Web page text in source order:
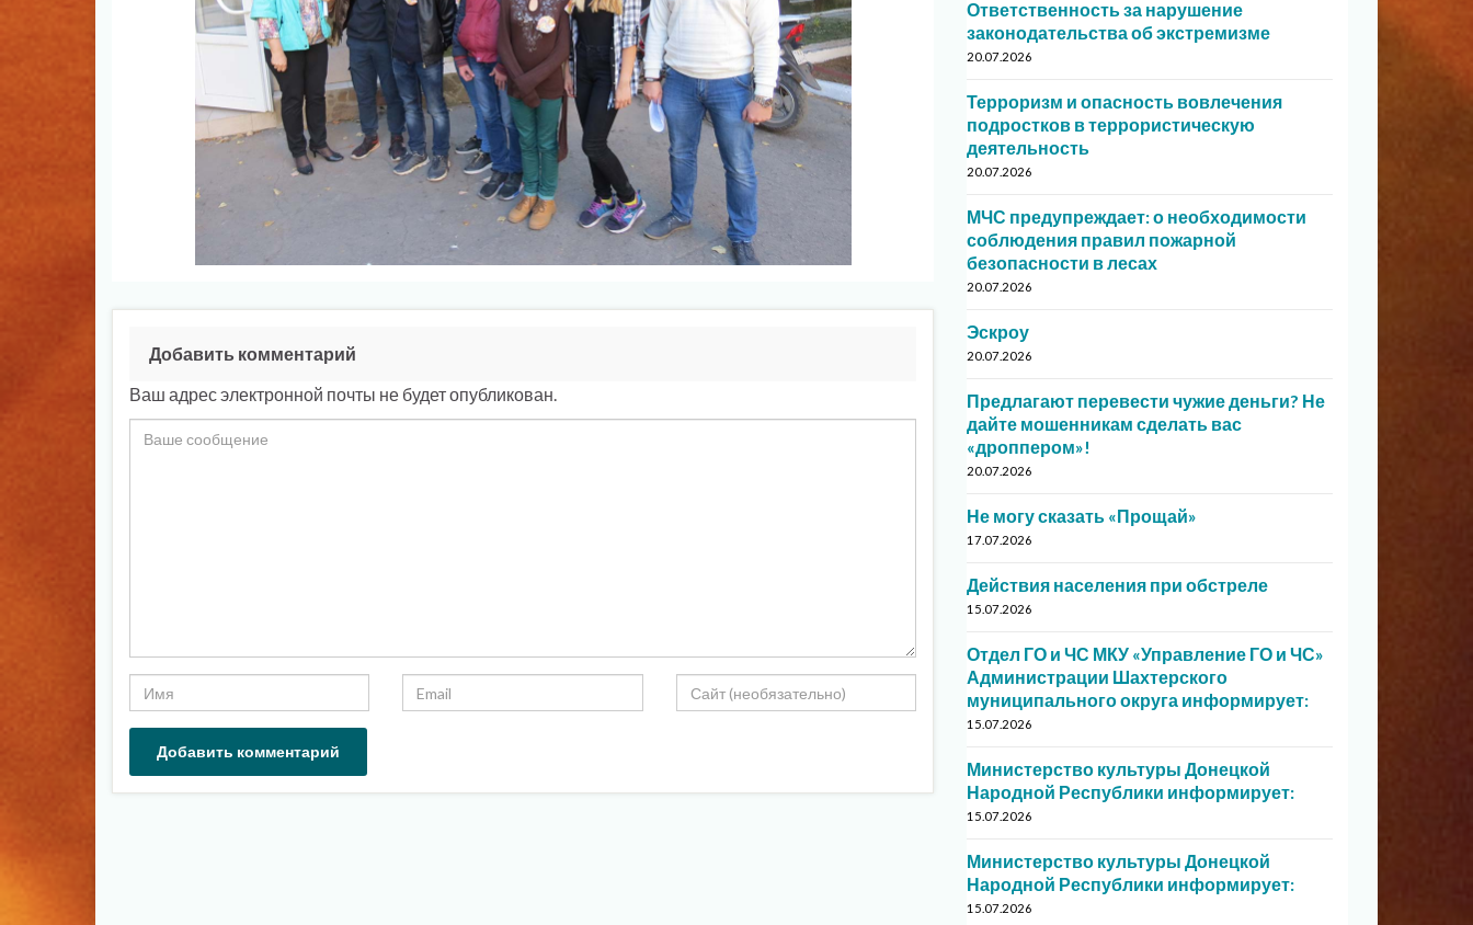
Добавить комментарий
Ваш адрес электронной почты не будет опубликован.
Ответственность за нарушение
законодательства об экстремизме
20.07.2026
Терроризм и опасность вовлечения
подростков в террористическую
деятельность
20.07.2026
МЧС предупреждает: о необходимости
соблюдения правил пожарной
безопасности в лесах
20.07.2026
Эскроу
20.07.2026
Предлагают перевести чужие деньги? Не
дайте мошенникам сделать вас
«дроппером»!
20.07.2026
Не могу сказать «Прощай»
17.07.2026
Действия населения при обстреле
15.07.2026
Отдел ГО и ЧС МКУ «Управление ГО и ЧС»
Администрации Шахтерского
муниципального округа информирует:
15.07.2026
Министерство культуры Донецкой
Народной Республики информирует:
15.07.2026
Министерство культуры Донецкой
Народной Республики информирует:
15.07.2026